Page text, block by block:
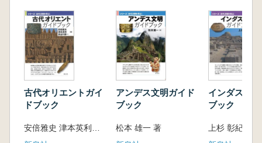
古代オリエントガイ
ドブック
安倍雅史 津本英利 長谷川修一 編集
アンデス文明ガイド
ブック
松本 雄一 著
インダス文
ブック
上杉 彰紀 著